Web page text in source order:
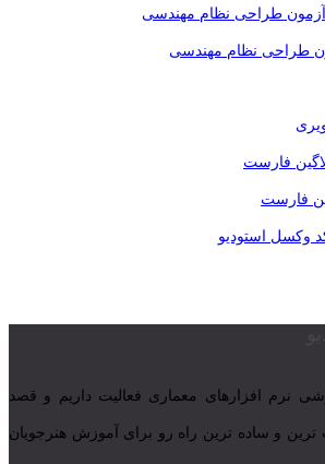
طراحی نظام مهندسی
فارست
نرم افزارهای معماری فعالیت داریم و قصد
ترین و ساده ترین راه رو برای آموزش هنرجویان